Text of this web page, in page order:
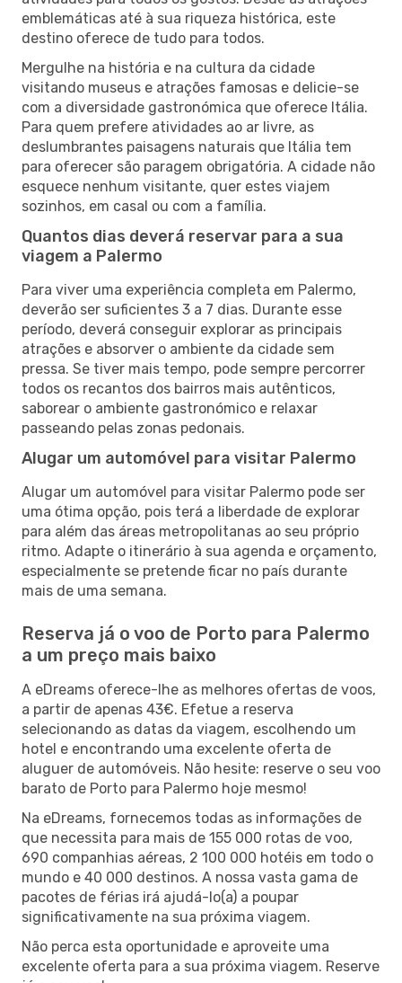
emblemáticas até à sua riqueza histórica, este
destino oferece de tudo para todos.
Mergulhe na história e na cultura da cidade
visitando museus e atrações famosas e delicie-se
com a diversidade gastronómica que oferece Itália.
Para quem prefere atividades ao ar livre, as
deslumbrantes paisagens naturais que Itália tem
para oferecer são paragem obrigatória. A cidade não
esquece nenhum visitante, quer estes viajem
sozinhos, em casal ou com a família.
Quantos dias deverá reservar para a sua
viagem a Palermo
Para viver uma experiência completa em Palermo,
deverão ser suficientes 3 a 7 dias. Durante esse
período, deverá conseguir explorar as principais
atrações e absorver o ambiente da cidade sem
pressa. Se tiver mais tempo, pode sempre percorrer
todos os recantos dos bairros mais autênticos,
saborear o ambiente gastronómico e relaxar
passeando pelas zonas pedonais.
Alugar um automóvel para visitar Palermo
Alugar um automóvel para visitar Palermo pode ser
uma ótima opção, pois terá a liberdade de explorar
para além das áreas metropolitanas ao seu próprio
ritmo. Adapte o itinerário à sua agenda e orçamento,
especialmente se pretende ficar no país durante
mais de uma semana.
Reserva já o voo de Porto para Palermo
a um preço mais baixo
A eDreams oferece-lhe as melhores ofertas de voos,
a partir de apenas 43€. Efetue a reserva
selecionando as datas da viagem, escolhendo um
hotel e encontrando uma excelente oferta de
aluguer de automóveis. Não hesite: reserve o seu voo
barato de Porto para Palermo hoje mesmo!
Na eDreams, fornecemos todas as informações de
que necessita para mais de 155 000 rotas de voo,
690 companhias aéreas, 2 100 000 hotéis em todo o
mundo e 40 000 destinos. A nossa vasta gama de
pacotes de férias irá ajudá-lo(a) a poupar
significativamente na sua próxima viagem.
Não perca esta oportunidade e aproveite uma
excelente oferta para a sua próxima viagem. Reserve